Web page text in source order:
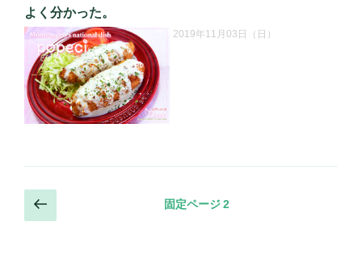
投
稿
日:
よく分かった。
2019年11月03日（日）
投
稿
前
の
固定ページ2